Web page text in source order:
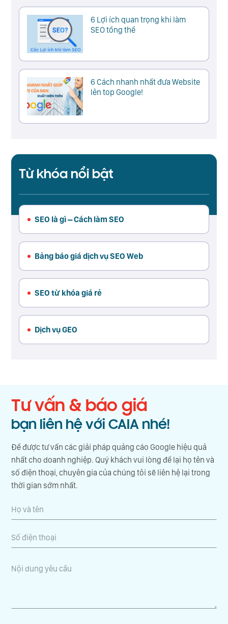
6 Lợi ích quan trọng khi làm
SEO tổng thể
6 Cách nhanh nhất đưa Website
lên top Google!
Từ khóa nổi bật
SEO là gì – Cách làm SEO
Bảng báo giá dịch vụ SEO Web
SEO từ khóa giá rẻ
Dịch vụ GEO
Tư vấn & báo giá
bạn liên hệ với CAIA nhé!
Để được tư vấn các giải pháp quảng cáo Google hiệu quả
nhất cho doanh nghiệp. Quý khách vui lòng để lại họ tên và
số điện thoại, chuyên gia của chúng tôi sẽ liên hệ lại trong
thời gian sớm nhất.